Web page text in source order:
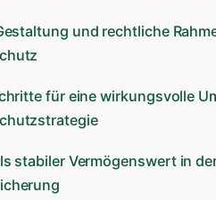
und rechtliche
für eine wirkungsvolle
stabiler Vermögenswert in